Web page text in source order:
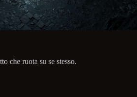
che ruota su se stesso.